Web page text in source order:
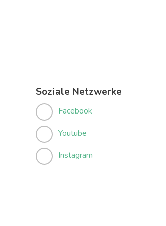
Soziale Netzwerke
Facebook
Youtube
Instagram